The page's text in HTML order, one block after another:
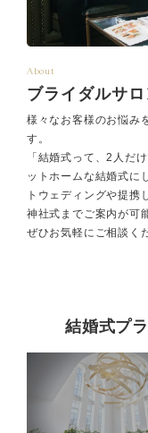
About
ブライダルサ
様々なお客様のお悩み
す。
「結婚式って、2人だ
ットホームな結婚式に
トウェディングや提携
神社式までご案内が可
ぜひお気軽にご相談く
結婚式プ